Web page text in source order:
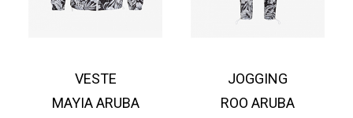
VESTE
MAYIA ARUBA
JOGGING
ROO ARUBA